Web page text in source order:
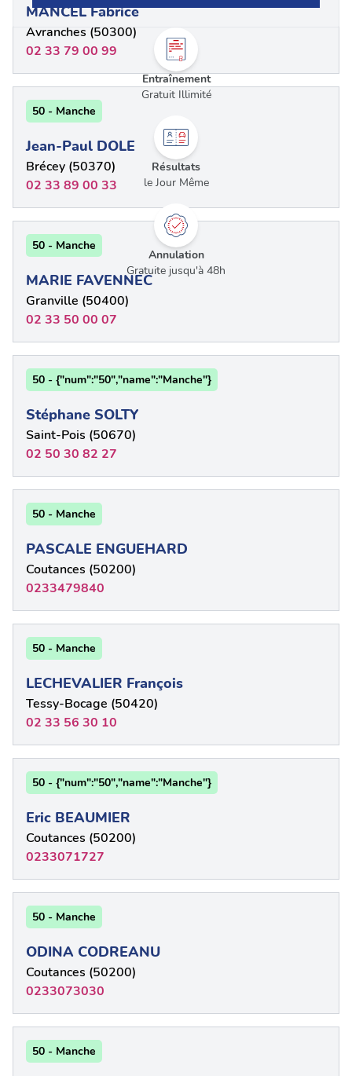
Entraînement
Gratuit Illimité
Résultats
le Jour Même
Annulation
Gratuite jusqu'à 48h
MANCEL Fabrice
Avranches (50300)
02 33 79 00 99
50 - Manche
Jean-Paul DOLE
Brécey (50370)
02 33 89 00 33
50 - Manche
MARIE FAVENNEC
Granville (50400)
02 33 50 00 07
50 - {"num":"50","name":"Manche"}
Stéphane SOLTY
Saint-Pois (50670)
02 50 30 82 27
50 - Manche
PASCALE ENGUEHARD
Coutances (50200)
0233479840
50 - Manche
LECHEVALIER François
Tessy-Bocage (50420)
02 33 56 30 10
50 - {"num":"50","name":"Manche"}
Eric BEAUMIER
Coutances (50200)
0233071727
50 - Manche
ODINA CODREANU
Coutances (50200)
0233073030
50 - Manche